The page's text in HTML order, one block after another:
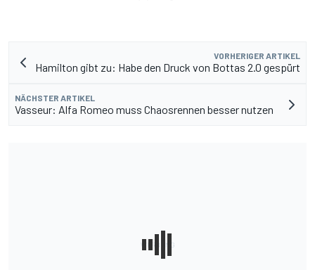
VORHERIGER ARTIKEL
Hamilton gibt zu: Habe den Druck von Bottas 2.0 gespürt
NÄCHSTER ARTIKEL
Vasseur: Alfa Romeo muss Chaosrennen besser nutzen